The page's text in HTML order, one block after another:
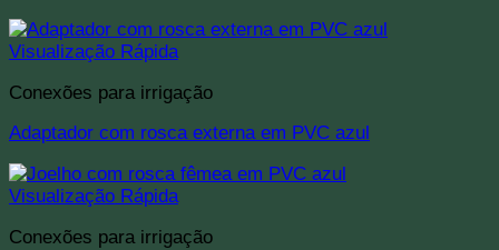
Visualização Rápida
Conexões para irrigação
Adaptador com rosca externa em PVC azul
Visualização Rápida
Conexões para irrigação